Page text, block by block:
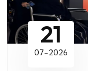
21
07-2026